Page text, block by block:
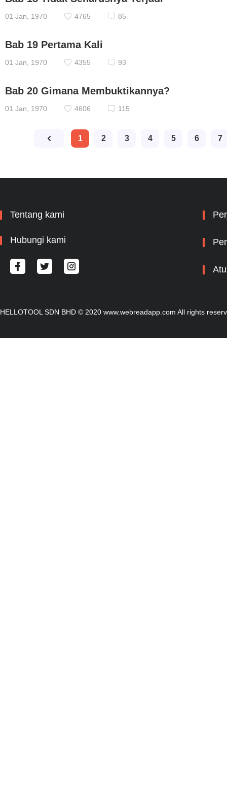
01 Jan, 1970 4765 85
Bab 19 Pertama Kali
01 Jan, 1970 4355 93
Bab 20 Gimana Membuktikannya?
01 Jan, 1970 4606 115
1 2 3 4 5 6 7
Tentang kami
Hubungi kami
HELLOTOOL SDN BHD © 2020 www.webreadapp.com All rights